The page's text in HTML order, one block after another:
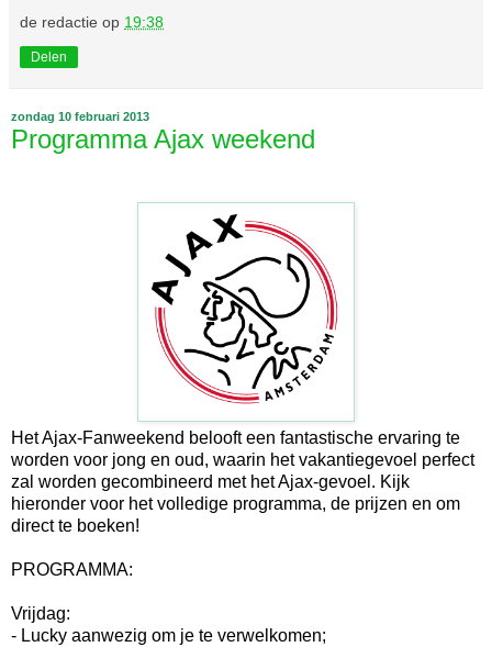
de redactie op 19:38
Delen
zondag 10 februari 2013
Programma Ajax weekend
Het Ajax-Fanweekend belooft een fantastische ervaring te
worden voor jong en oud, waarin het vakantiegevoel perfect
zal worden gecombineerd met het Ajax-gevoel. Kijk
hieronder voor het volledige programma, de prijzen en om
direct te boeken!
PROGRAMMA:
Vrijdag:
- Lucky aanwezig om je te verwelkomen;